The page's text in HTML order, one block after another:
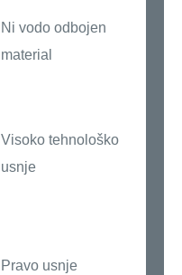
Ni vodo odbojen
material
Visoko tehnološko
usnje
Pravo usnje